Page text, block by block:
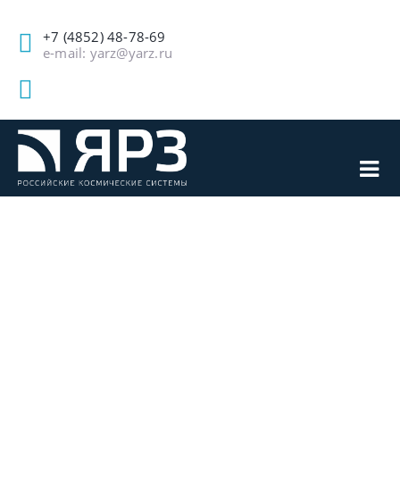
+7 (4852) 48-78-69
e-mail: yarz@yarz.ru